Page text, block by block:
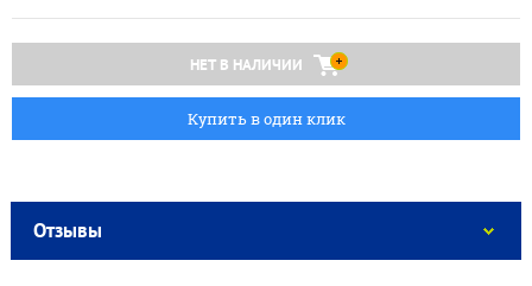
НЕТ В НАЛИЧИИ
Купить в один клик
Отзывы